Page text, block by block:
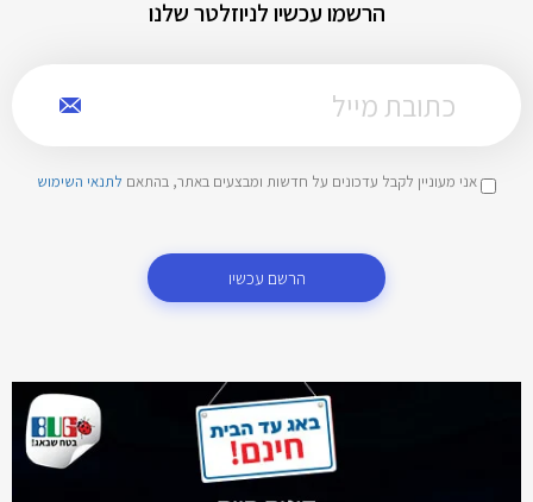
הרשמו עכשיו לניוזלטר שלנו
אני מעוניין לקבל עדכונים על חדשות ומבצעים באתר, בהתאם לתנאי השימוש
הרשם עכשיו